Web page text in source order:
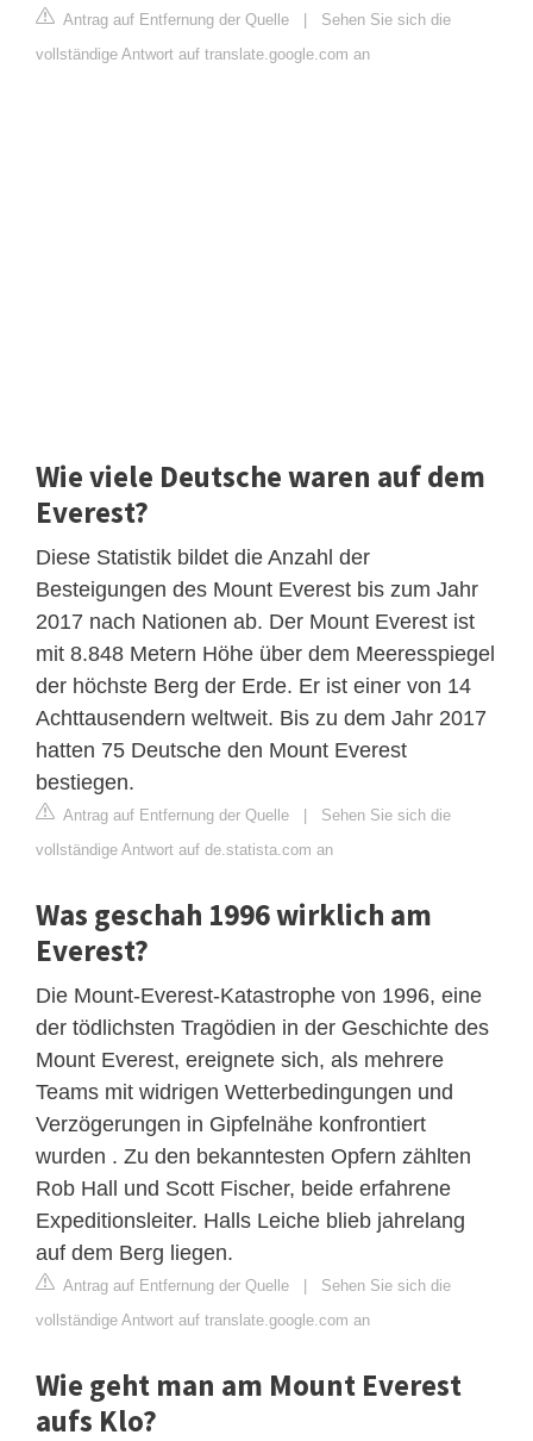
Antrag auf Entfernung der Quelle | Sehen Sie sich die
vollständige Antwort auf translate.google.com an
Wie viele Deutsche waren auf dem
Everest?
Diese Statistik bildet die Anzahl der
Besteigungen des Mount Everest bis zum Jahr
2017 nach Nationen ab. Der Mount Everest ist
mit 8.848 Metern Höhe über dem Meeresspiegel
der höchste Berg der Erde. Er ist einer von 14
Achttausendern weltweit. Bis zu dem Jahr 2017
hatten 75 Deutsche den Mount Everest
bestiegen.
Antrag auf Entfernung der Quelle | Sehen Sie sich die
vollständige Antwort auf de.statista.com an
Was geschah 1996 wirklich am
Everest?
Die Mount-Everest-Katastrophe von 1996, eine
der tödlichsten Tragödien in der Geschichte des
Mount Everest, ereignete sich, als mehrere
Teams mit widrigen Wetterbedingungen und
Verzögerungen in Gipfelnähe konfrontiert
wurden . Zu den bekanntesten Opfern zählten
Rob Hall und Scott Fischer, beide erfahrene
Expeditionsleiter. Halls Leiche blieb jahrelang
auf dem Berg liegen.
Antrag auf Entfernung der Quelle | Sehen Sie sich die
vollständige Antwort auf translate.google.com an
Wie geht man am Mount Everest
aufs Klo?